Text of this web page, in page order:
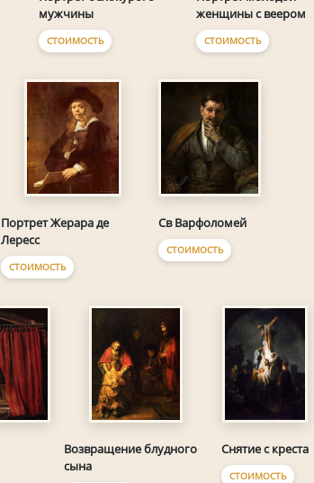
мужчины
СТОИМОСТЬ
женщины с веером
СТОИМОСТЬ
Портрет Жерара де
Лересс
СТОИМОСТЬ
Св Варфоломей
СТОИМОСТЬ
Возвращение блудного
сына
Снятие с креста
СТОИМОСТЬ